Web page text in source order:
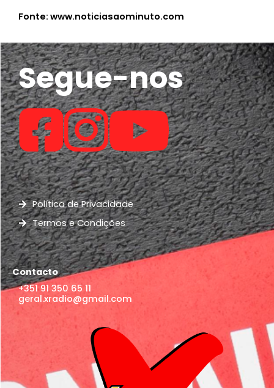
Fonte: www.noticiasaominuto.com
Segue-nos
Política de Privacidade
Termos e Condições
Contacto
+351 91 350 65 11
geral.xradio@gmail.com